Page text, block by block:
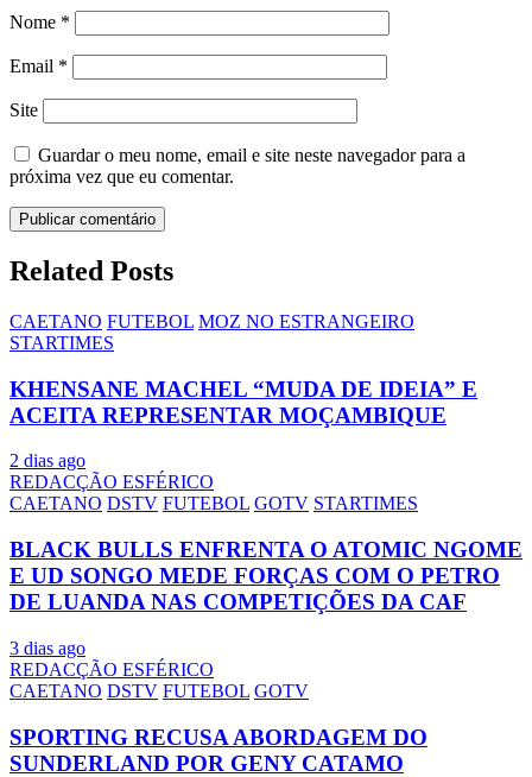
Nome *
Email *
Site
Guardar o meu nome, email e site neste navegador para a
próxima vez que eu comentar.
Related Posts
CAETANO FUTEBOL MOZ NO ESTRANGEIRO
STARTIMES
KHENSANE MACHEL “MUDA DE IDEIA” E
ACEITA REPRESENTAR MOÇAMBIQUE
2 dias ago
REDACÇÃO ESFÉRICO
CAETANO DSTV FUTEBOL GOTV STARTIMES
BLACK BULLS ENFRENTA O ATOMIC NGOME
E UD SONGO MEDE FORÇAS COM O PETRO
DE LUANDA NAS COMPETIÇÕES DA CAF
3 dias ago
REDACÇÃO ESFÉRICO
CAETANO DSTV FUTEBOL GOTV
SPORTING RECUSA ABORDAGEM DO
SUNDERLAND POR GENY CATAMO